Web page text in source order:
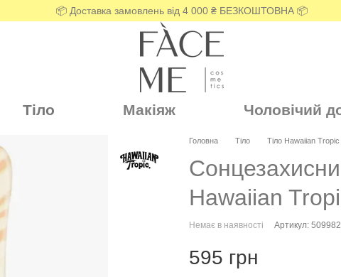
📦 Доставка замовлень від 4 000 ₴ БЕЗКОШТОВНА 📦
Тіло Макіяж Чоловічий
Головна Тіло Тіло Hawaiian Tropic
Hawaiian
Немає в наявності Артикул:
595 грн